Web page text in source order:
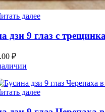
далее
дзи 9 глаз с
₽
далее